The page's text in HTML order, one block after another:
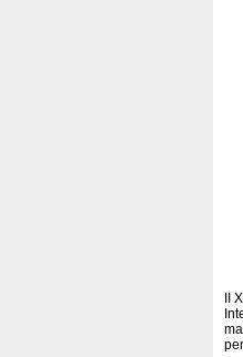
II